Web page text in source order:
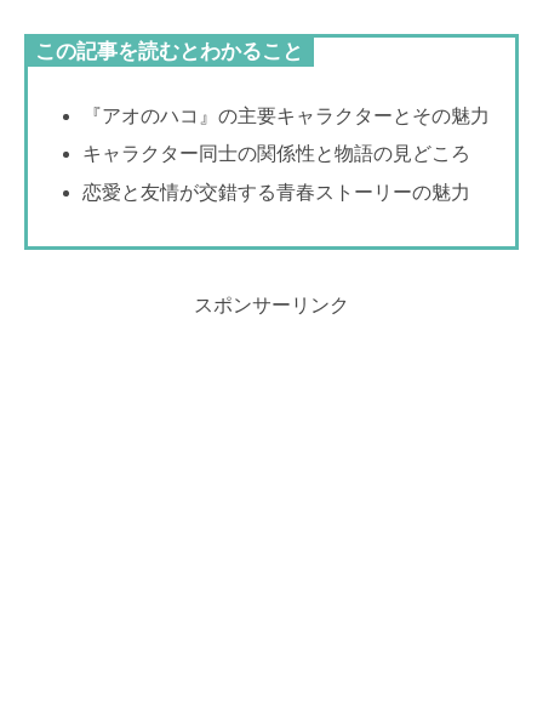
この記事を読むとわかること
『アオのハコ』の主要キャラクターとその魅力
キャラクター同士の関係性と物語の見どころ
恋愛と友情が交錯する青春ストーリーの魅力
スポンサーリンク